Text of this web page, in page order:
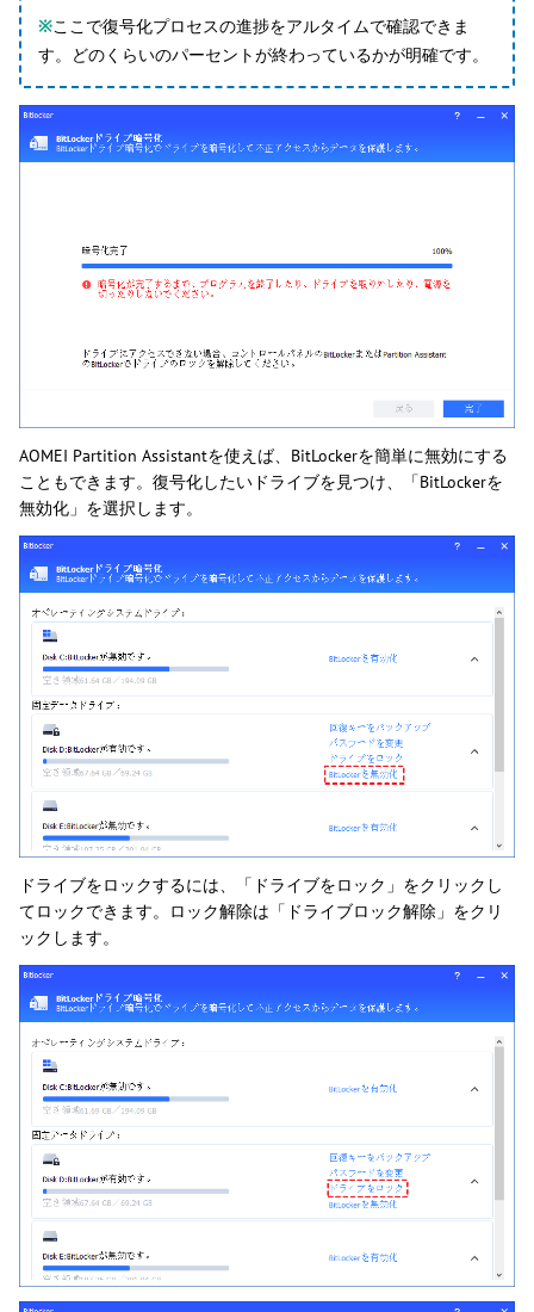
※ここで復号化プロセスの進捗をアルタイムで確認できま
す。どのくらいのパーセントが終わっているかが明確です。
AOMEI Partition Assistantを使えば、BitLockerを簡単に無効にする
こともできます。復号化したいドライブを見つけ、「BitLockerを
無効化」を選択します。
ドライブをロックするには、「ドライブをロック」をクリックし
てロックできます。ロック解除は「ドライブロック解除」をクリ
ックします。